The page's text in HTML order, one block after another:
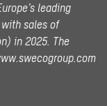
leading
sales of
in 2025. The